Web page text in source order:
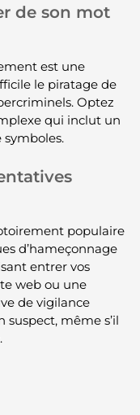
de son mot
est une
le piratage de
Optez
qui inclut un
populaire
d’hameçonnage
entrer vos
web ou une
de vigilance
suspect, même s’il